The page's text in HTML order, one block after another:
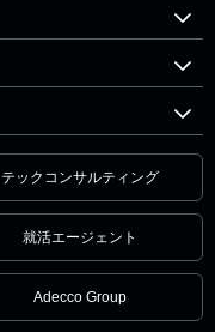
テックコンサルティング
就活エージェント
Adecco Group